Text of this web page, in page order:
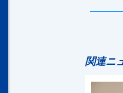
関連ニ